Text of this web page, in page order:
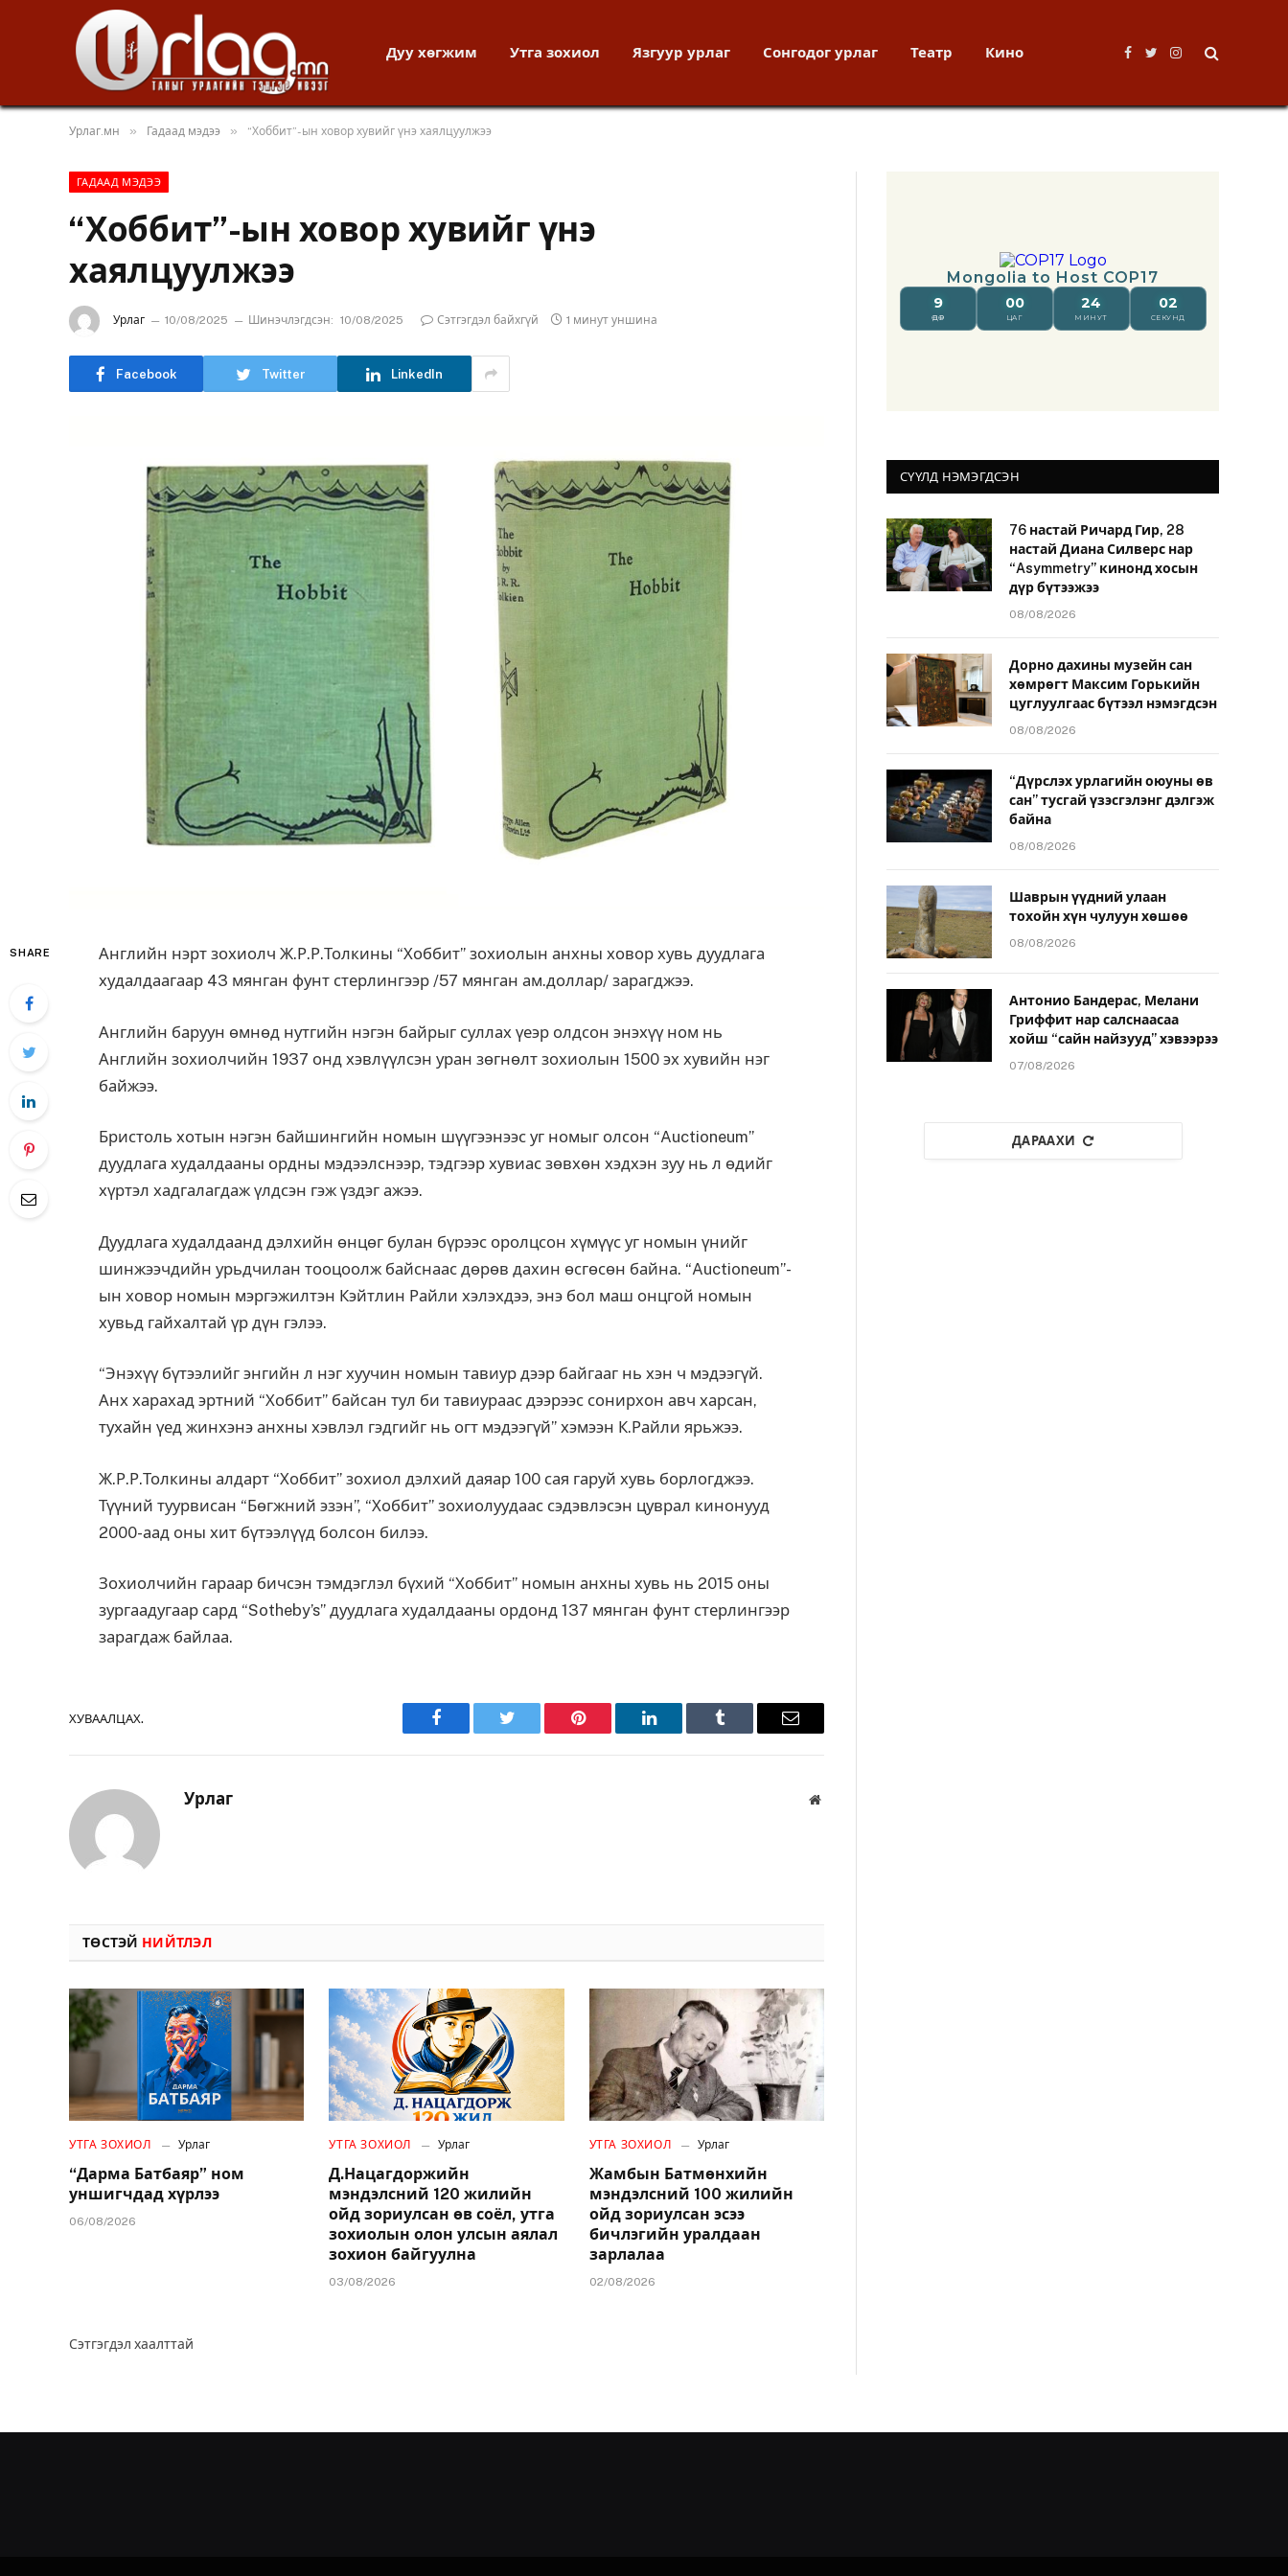
Дуу хөгжим Утга зохиол Язгуур урлаг Сонгодог урлаг Театр Кино
Facebook
TwitterInstagram
Урлаг.мн » Гадаад мэдээ » “Хоббит”-ын ховор хувийг үнэ хаялцуулжээ
ГАДААД МЭДЭЭ
“Хоббит”-ын ховор хувийг үнэ
хаялцуулжээ
Урлаг 10/08/2025 Шинэчлэгдсэн: 10/08/2025 Сэтгэгдэл байхгүй 1 минут уншина
Facebook Twitter LinkedIn
SHARE
Английн нэрт зохиолч Ж.Р.Р.Толкины “Хоббит” зохиолын анхны ховор хувь дуудлага
худалдаагаар 43 мянган фунт стерлингээр /57 мянган ам.доллар/ зарагджээ.
Английн баруун өмнөд нутгийн нэгэн байрыг суллах үеэр олдсон энэхүү ном нь
Английн зохиолчийн 1937 онд хэвлүүлсэн уран зөгнөлт зохиолын 1500 эх хувийн нэг
байжээ.
Бристоль хотын нэгэн байшингийн номын шүүгээнээс уг номыг олсон “Auctioneum”
дуудлага худалдааны ордны мэдээлснээр, тэдгээр хувиас зөвхөн хэдхэн зуу нь л өдийг
хүртэл хадгалагдаж үлдсэн гэж үздэг ажээ.
Дуудлага худалдаанд дэлхийн өнцөг булан бүрээс оролцсон хүмүүс уг номын үнийг
шинжээчдийн урьдчилан тооцоолж байснаас дөрөв дахин өсгөсөн байна. “Auctioneum”-
ын ховор номын мэргэжилтэн Кэйтлин Райли хэлэхдээ, энэ бол маш онцгой номын
хувьд гайхалтай үр дүн гэлээ.
“Энэхүү бүтээлийг энгийн л нэг хуучин номын тавиур дээр байгааг нь хэн ч мэдээгүй.
Анх харахад эртний “Хоббит” байсан тул би тавиураас дээрээс сонирхон авч харсан,
тухайн үед жинхэнэ анхны хэвлэл гэдгийг нь огт мэдээгүй” хэмээн К.Райли ярьжээ.
Ж.Р.Р.Толкины алдарт “Хоббит” зохиол дэлхий даяар 100 сая гаруй хувь борлогджээ.
Түүний туурвисан “Бөгжний эзэн”, “Хоббит” зохиолуудаас сэдэвлэсэн цуврал кинонууд
2000-аад оны хит бүтээлүүд болсон билээ.
Зохиолчийн гараар бичсэн тэмдэглэл бүхий “Хоббит” номын анхны хувь нь 2015 оны
зургаадугаар сард “Sotheby’s” дуудлага худалдааны ордонд 137 мянган фунт стерлингээр
зарагдаж байлаа.
ХУВААЛЦАХ.
Facebook Twitter Pinterest LinkedIn Tumblr Имэйл
Урлаг Вэбсайт
ТӨСТЭЙ НИЙТЛЭЛ
УТГА ЗОХИОЛ Урлаг
“Дарма Батбаяр” ном
уншигчдад хүрлээ
06/08/2026
УТГА ЗОХИОЛ Урлаг
Д.Нацагдоржийн
мэндэлсний 120 жилийн
ойд зориулсан өв соёл, утга
зохиолын олон улсын аялал
зохион байгуулна
03/08/2026
УТГА ЗОХИОЛ Урлаг
Жамбын Батмөнхийн
мэндэлсний 100 жилийн
ойд зориулсан эсээ
бичлэгийн уралдаан
зарлалаа
02/08/2026
Сэтгэгдэл хаалттай
СҮҮЛД НЭМЭГДСЭН
76 настай Ричард Гир, 28
настай Диана Силверс нар
“Asymmetry” кинонд хосын
дүр бүтээжээ
08/08/2026
Дорно дахины музейн сан
хөмрөгт Максим Горькийн
цуглуулгаас бүтээл нэмэгдсэн
08/08/2026
“Дүрслэх урлагийн оюуны өв
сан” тусгай үзэсгэлэнг дэлгэж
байна
08/08/2026
Шаврын үүдний улаан
тохойн хүн чулуун хөшөө
08/08/2026
Антонио Бандерас, Мелани
Гриффит нар салснаасаа
хойш “сайн найзууд” хэвээрээ
07/08/2026
ДАРААХИ